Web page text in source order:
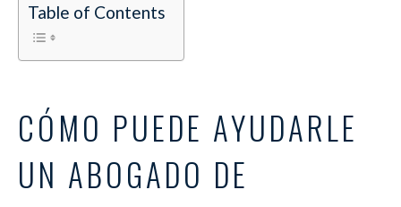
Table of Contents
CÓMO PUEDE AYUDARLE
UN ABOGADO DE